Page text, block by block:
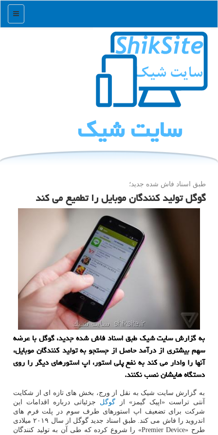
منو
سایت شیك
طبق اسناد فاش شده جدید؛
گوگل تولید کنندگان موبایل را تطمیع می کند
به گزارش سایت شیک طبق اسناد فاش شده جدید، گوگل با عرضه
سهم بیشتری از درآمد حاصل از جستجو به تولید کنندگان موبایل،
آنها را وادار می کند به نفع پلی استور، اپ استورهای دیگر را روی
دستگاه هایشان نصب نکنند.
به گزارش سایت شیک به نقل از ورج، بخش های تازه ای از شکایت
آنتی تراست «اپیک گیمز» از گوگل جزئیاتی درباره اقدامات این
شرکت برای تضعیف اپ استورهای طرف سوم در پلت فرم های
اندروید را فاش می کند. طبق اسناد جدید گوگل از سال ۲۰۱۹ میلادی
طرح «Premier Device» را شروع کرده که طی آن به تولید کنندگان